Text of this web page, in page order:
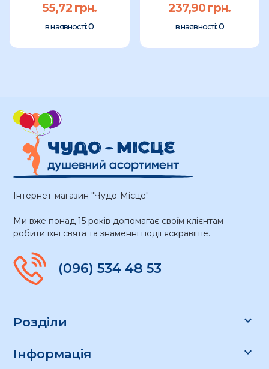
55,72 грн.
в наявності:0
237,90 грн.
в наявності: 0
Інтернет-магазин "Чудо-Місце"
Ми вже понад 15 років допомагає своїм клієнтам
робити їхні свята та знаменні події яскравіше.
(096) 534 48 53
Розділи 
Інформація 